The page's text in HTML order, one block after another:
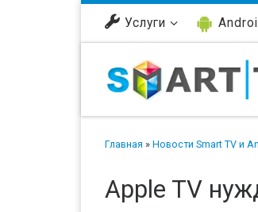
Перейти к содержимомуУслуги
Главная » Новости Smart TV и
Apple TV